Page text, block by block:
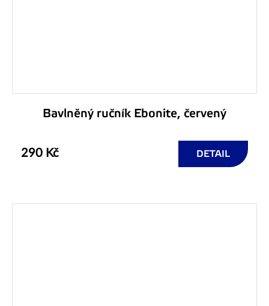
Bavlněný ručník Ebonite, červený
290 Kč DETAIL